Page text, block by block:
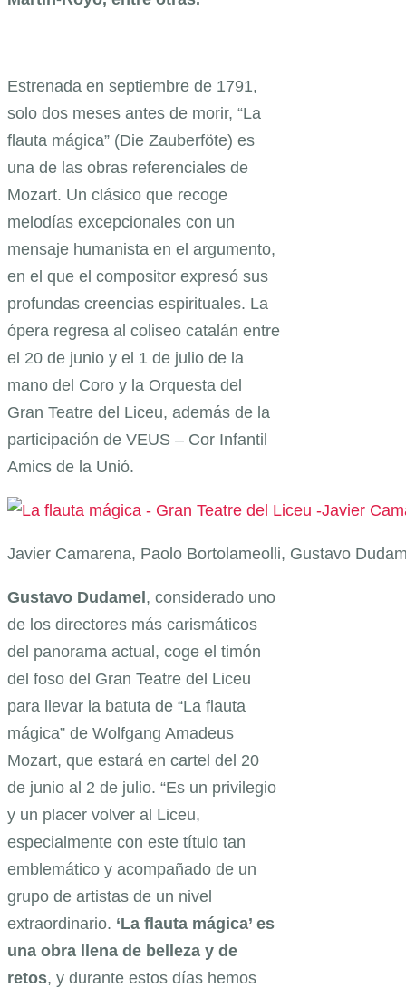
Estrenada en septiembre de 1791,
solo dos meses antes de morir, “La
flauta mágica” (Die Zauberföte) es
una de las obras referenciales de
Mozart. Un clásico que recoge
melodías excepcionales con un
mensaje humanista en el argumento,
en el que el compositor expresó sus
profundas creencias espirituales. La
ópera regresa al coliseo catalán entre
el 20 de junio y el 1 de julio de la
mano del Coro y la Orquesta del
Gran Teatre del Liceu, además de la
participación de VEUS – Cor Infantil
Amics de la Unió.
Javier Camarena, Paolo Bortolameolli, Gustavo
Gustavo Dudamel, considerado uno
de los directores más carismáticos
del panorama actual, coge el timón
del foso del Gran Teatre del Liceu
para llevar la batuta de “La flauta
mágica” de Wolfgang Amadeus
Mozart, que estará en cartel del 20
de junio al 2 de julio. “Es un privilegio
y un placer volver al Liceu,
especialmente con este título tan
emblemático y acompañado de un
grupo de artistas de un nivel
extraordinario. ‘La flauta mágica’ es
una obra llena de belleza y de
retos, y durante estos días hemos